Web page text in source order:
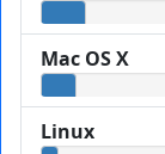
Mac OS X
Linux